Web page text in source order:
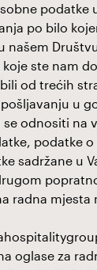
podatke
po bilo
našem
ste nam
od trećih
u
odnositi na
podatke
sadržane u
radna mjesta
oglase za